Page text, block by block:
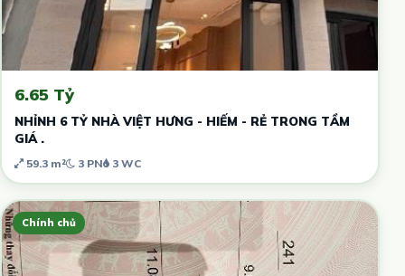
6.65 Tỷ
NHỈNH 6 TỶ NHÀ VIỆT HƯNG - HIẾM - RẺ TRONG TẦM
GIÁ .
59.3 m² 3 PN 3 WC
Chính chủ